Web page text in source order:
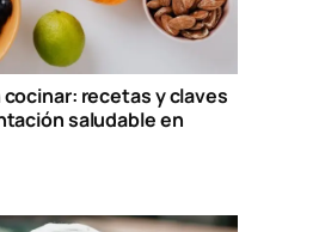
recetas y claves
saludable en